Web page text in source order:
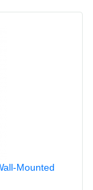
Mounted